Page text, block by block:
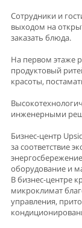
Сотрудники и
выходом на
заказать блюда.
На первом этаже
продуктовый
красоты,
инженерными
Бизнес-центр
за соответствие
оборудование и
В бизнес-центре
микроклимат
управления,